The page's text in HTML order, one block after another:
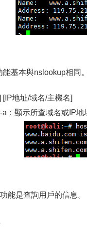
能基本與nslookup相同
[IP地址/域名/主機名]
：顯示所查域名或IP地
能是查詢用戶的信息。